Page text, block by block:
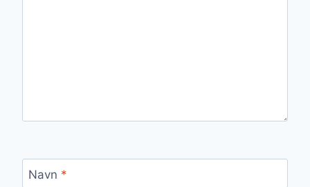
Navn *